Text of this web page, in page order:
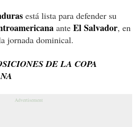
está lista para defender su
ante El Salvador, en
jornada dominical.
DE LA COPA